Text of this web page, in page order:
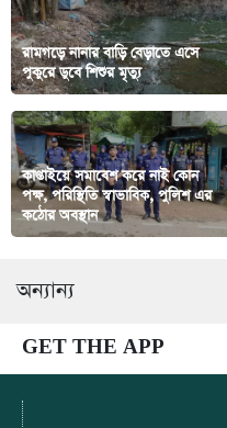
রামগড়ে নানার বাড়ি বেড়াতে এসে
পুকুরে ডুবে শিশুর মৃত্যু
কাপ্তাইয়ে সমাবেশ করে নাই কোন
পক্ষ, পরিস্থিতি স্বাভাবিক, পুলিশ এর
কঠোর অবস্থান
অন্যান্য
GET THE APP